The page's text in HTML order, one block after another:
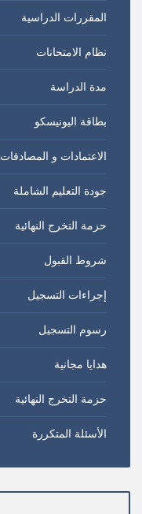
المقررات الدراسية
نظام الامتحانات
مدة الدراسة
بطاقة اليونيسكو
الاعتمادات و المصادقات
جودة التعليم الشاملة
حزمة التخرج النهائية
شروط القبول
إجراءات التسجيل
رسوم التسجيل
هدايا مجانية
حزمة التخرج النهائية
الأسئلة المتكررة